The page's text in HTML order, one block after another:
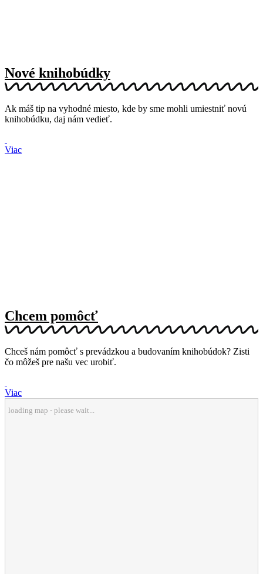
Nové knihobúdky
Ak máš tip na vyhodné miesto, kde by sme mohli umiestniť novú
knihobúdku, daj nám vedieť.
Viac
Chcem pomôcť
Chceš nám pomôcť s prevádzkou a budovaním knihobúdok? Zisti
čo môžeš pre našu vec urobiť.
Viac
loading map - please wait...